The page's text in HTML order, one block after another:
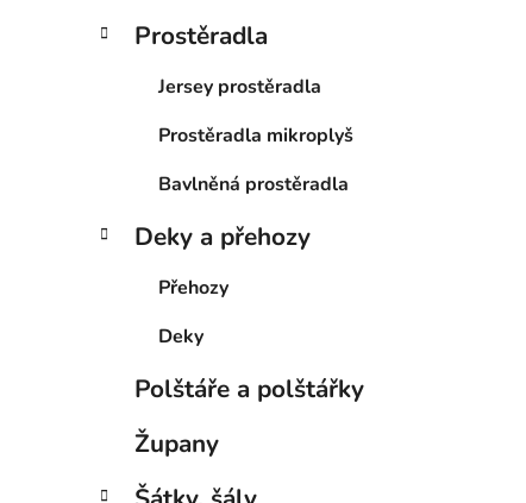
Prostěradla
Jersey prostěradla
Prostěradla mikroplyš
Bavlněná prostěradla
Deky a přehozy
Přehozy
Deky
Polštáře a polštářky
Župany